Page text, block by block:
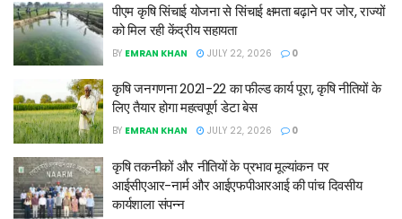
पीएम कृषि सिंचाई योजना से सिंचाई क्षमता बढ़ाने पर जोर, राज्यों
को मिल रही केंद्रीय सहायता
BY EMRAN KHAN JULY 22, 2026 0
कृषि जनगणना 2021-22 का फील्ड कार्य पूरा, कृषि नीतियों के
लिए तैयार होगा महत्वपूर्ण डेटा बेस
BY EMRAN KHAN JULY 22, 2026 0
कृषि तकनीकों और नीतियों के प्रभाव मूल्यांकन पर
आईसीएआर-नार्म और आईएफपीआरआई की पांच दिवसीय
कार्यशाला संपन्न